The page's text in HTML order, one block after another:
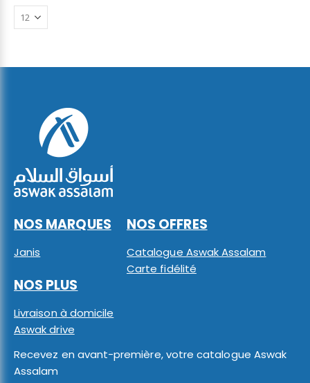
NOS MARQUES
Janis
NOS OFFRES
Catalogue Aswak Assalam
Carte fidélité
NOS PLUS
Livraison à domicile
Aswak drive
Recevez en avant-première, votre catalogue Aswak
Assalam